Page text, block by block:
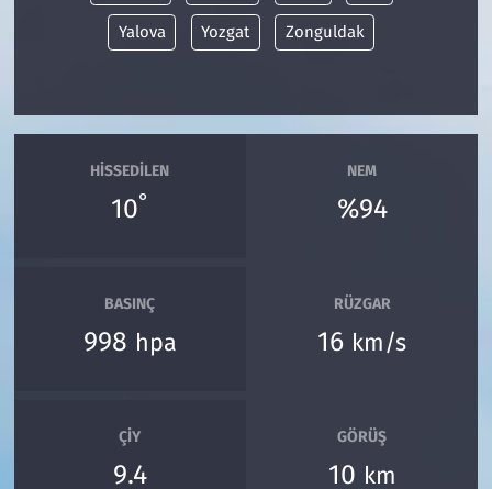
Yalova Yozgat Zonguldak
HISSEDILEN
10°
NEM
%94
BASINÇ
998 hpa
RÜZGAR
16 km/s
ÇIY
9.4
GÖRÜŞ
10 km